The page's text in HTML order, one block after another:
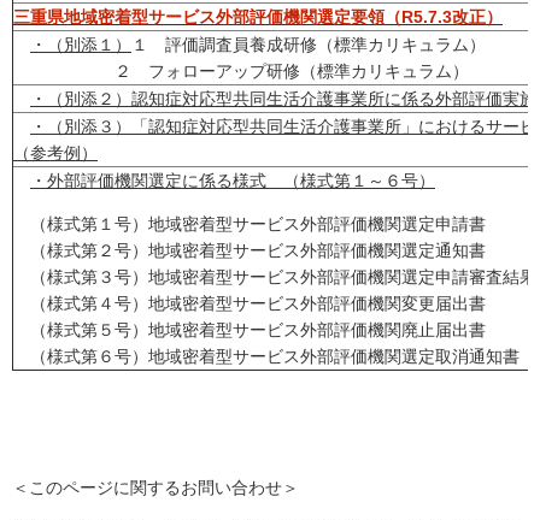
三重県地域密着型サービス外部評価機関選定要領（R5.7.3改正）
・（別添１）
１ 評価調査員養成研修（標準カリキュラム）
２ フォローアップ研修（標準カリキュラム）
・（別添２）認知症対応型共同生活介護事業所に係る外部評価実
・（別添３）「認知症対応型共同生活介護事業所」におけるサー
（参考例）
・外部評価機関選定に係る様式 （様式第１～６号）
（様式第１号）地域密着型サービス外部評価機関選定申請書
（様式第２号）地域密着型サービス外部評価機関選定通知書
（様式第３号）地域密着型サービス外部評価機関選定申請審査結
（様式第４号）地域密着型サービス外部評価機関変更届出書
（様式第５号）地域密着型サービス外部評価機関廃止届出書
（様式第６号）地域密着型サービス外部評価機関選定取消通知書
＜このページに関するお問い合わせ＞